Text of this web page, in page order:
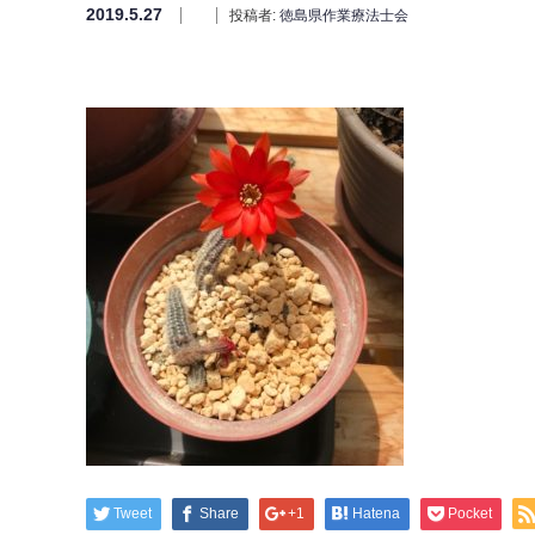
2019.5.27 投稿者: 徳島県作業療法士会
Tweet Share +1 Hatena Pocket